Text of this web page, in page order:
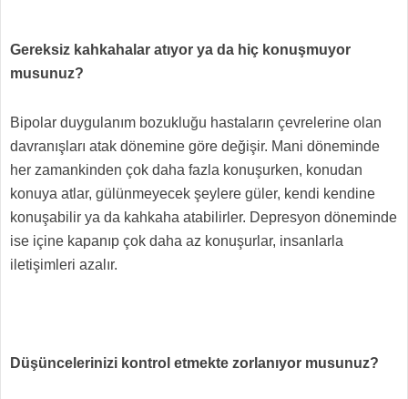
Gereksiz kahkahalar atıyor ya da hiç konuşmuyor
musunuz?
Bipolar duygulanım bozukluğu hastaların çevrelerine olan
davranışları atak dönemine göre değişir. Mani döneminde
her zamankinden çok daha fazla konuşurken, konudan
konuya atlar, gülünmeyecek şeylere güler, kendi kendine
konuşabilir ya da kahkaha atabilirler. Depresyon döneminde
ise içine kapanıp çok daha az konuşurlar, insanlarla
iletişimleri azalır.
Düşüncelerinizi kontrol etmekte zorlanıyor musunuz?